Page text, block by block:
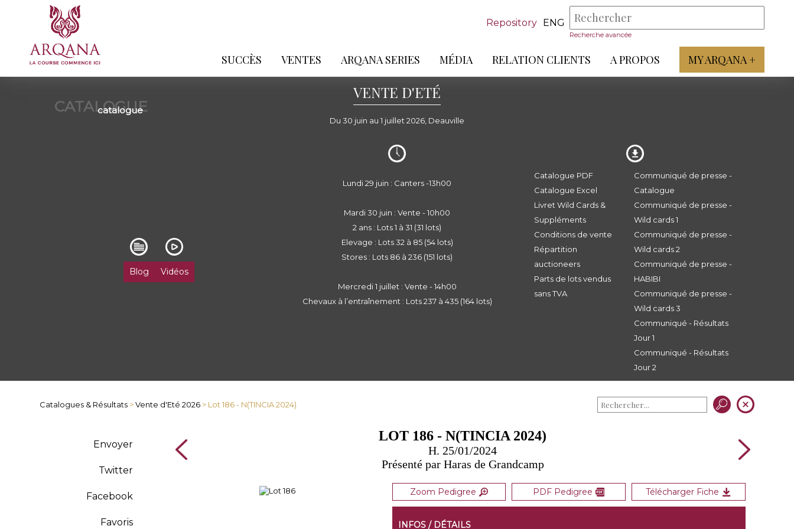
Repository ENG
Recherche avancée
SUCCÈS VENTES ARQANA SERIES MÉDIA RELATION CLIENTS A PROPOS MY ARQANA +
CATALOGUE
catalogue
VENTE D'ETÉ
Du 30 juin au 1 juillet 2026, Deauville
Blog Vidéos
Lundi 29 juin : Canters -13h00
Mardi 30 juin : Vente - 10h00
2 ans : Lots 1 à 31 (31 lots)
Elevage : Lots 32 à 85 (54 lots)
Stores : Lots 86 à 236 (151 lots)
Mercredi 1 juillet : Vente - 14h00
Chevaux à l’entraînement : Lots 237 à 435 (164 lots)
Catalogue PDF
Catalogue Excel
Livret Wild Cards &
Suppléments
Conditions de vente
Répartition
auctioneers
Parts de lots vendus
sans TVA
Communiqué de presse -
Catalogue
Communiqué de presse -
Wild cards 1
Communiqué de presse -
Wild cards 2
Communiqué de presse -
HABIBI
Communiqué de presse -
Wild cards 3
Communiqué - Résultats
Jour 1
Communiqué - Résultats
Jour 2
Catalogues & Résultats >Vente d'Eté 2026 > Lot 186 - N(TINCIA 2024)
Envoyer
Twitter
Facebook
Favoris
LOT 186 - N(TINCIA 2024)
H. 25/01/2024
Présenté par Haras de Grandcamp
Zoom Pedigree PDF Pedigree Télécharger Fiche
INFOS / DÉTAILS